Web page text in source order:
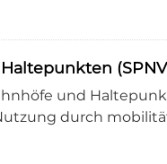
und
durch